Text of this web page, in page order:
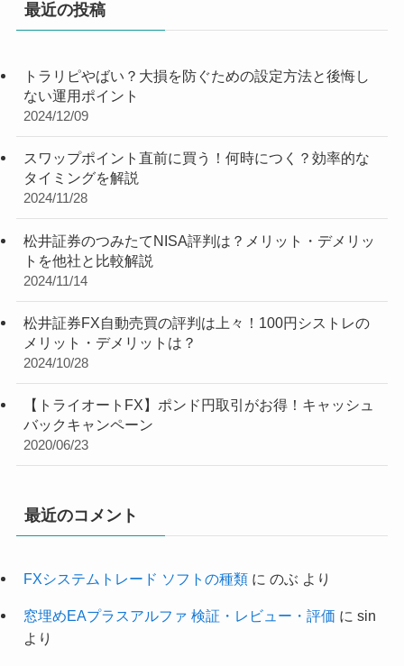
最近の投稿
トラリピやばい？大損を防ぐための設定方法と後悔し
ない運用ポイント
2024/12/09
スワップポイント直前に買う！何時につく？効率的な
タイミングを解説
2024/11/28
松井証券のつみたてNISA評判は？メリット・デメリッ
トを他社と比較解説
2024/11/14
松井証券FX自動売買の評判は上々！100円シストレの
メリット・デメリットは？
2024/10/28
【トライオートFX】ポンド円取引がお得！キャッシュ
バックキャンペーン
2020/06/23
最近のコメント
FXシステムトレード ソフトの種類に のぶ より
窓埋めEAプラスアルファ 検証・レビュー・評価 に sin
より